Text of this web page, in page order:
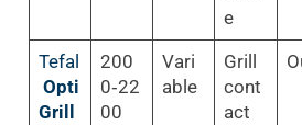
e
Tefal
Opti
Grill
200
0‑22
00
Vari
able
Grill
cont
act